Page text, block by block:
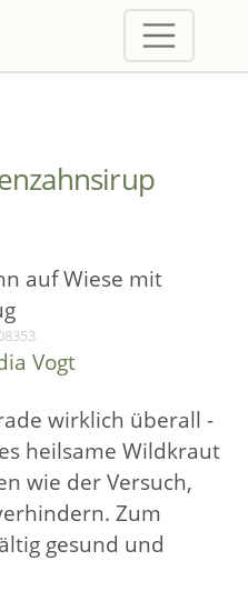
Vogt
wirklich überall -
heilsame Wildkraut
wie der Versuch,
Zum
gesund und